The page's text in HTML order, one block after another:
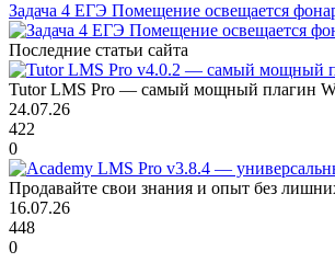
Задача 4 ЕГЭ Помещение освещается
Последние статьи сайта
Tutor LMS Pro — самый мощный плагин
24.07.26
422
0
Продавайте свои знания и опыт без
16.07.26
448
0